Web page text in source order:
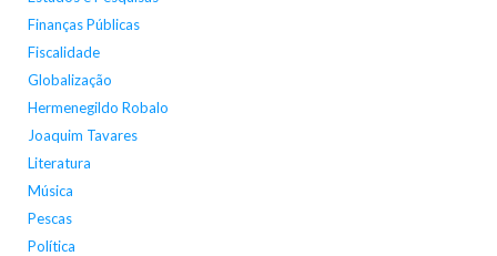
Finanças Públicas
Fiscalidade
Globalização
Hermenegildo Robalo
Joaquim Tavares
Literatura
Música
Pescas
Política